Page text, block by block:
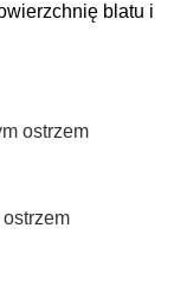
blatu i